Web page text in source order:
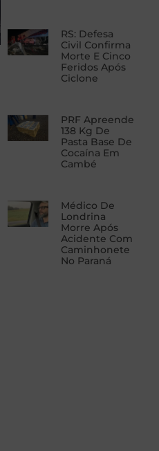
RS: Defesa
Civil Confirma
Morte E Cinco
Feridos Após
Ciclone
PRF Apreende
138 Kg De
Pasta Base De
Cocaína Em
Cambé
Médico De
Londrina
Morre Após
Acidente Com
Caminhonete
No Paraná